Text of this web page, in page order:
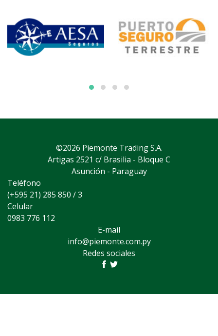
©2026 Piemonte Trading S.A.
Artigas 2521 c/ Brasilia - Bloque C
Asunción - Paraguay
Teléfono
(+595 21) 285 850 / 3
Celular
0983 776 112
E-mail
info@piemonte.com.py
Redes sociales